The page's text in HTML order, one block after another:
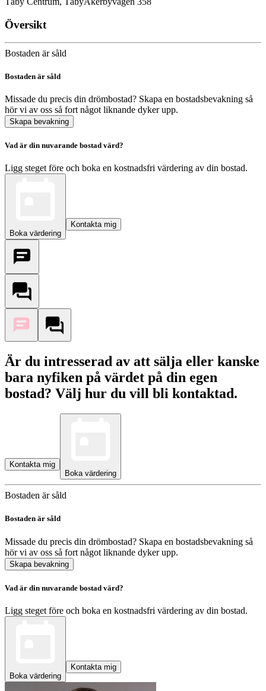
Översikt
Bostaden är såld
Bostaden är såld
Missade du precis din drömbostad? Skapa en bostadsbevakning så
hör vi av oss så fort något liknande dyker upp.
Skapa bevakning
Vad är din nuvarande bostad värd?
Ligg steget före och boka en kostnadsfri värdering av din bostad.
Boka värdering
Kontakta mig
Är du intresserad av att sälja eller kanske
bara nyfiken på värdet på din egen
bostad? Välj hur du vill bli kontaktad.
Kontakta mig
Boka värdering
Bostaden är såld
Bostaden är såld
Missade du precis din drömbostad? Skapa en bostadsbevakning så
hör vi av oss så fort något liknande dyker upp.
Skapa bevakning
Vad är din nuvarande bostad värd?
Ligg steget före och boka en kostnadsfri värdering av din bostad.
Boka värdering
Kontakta mig